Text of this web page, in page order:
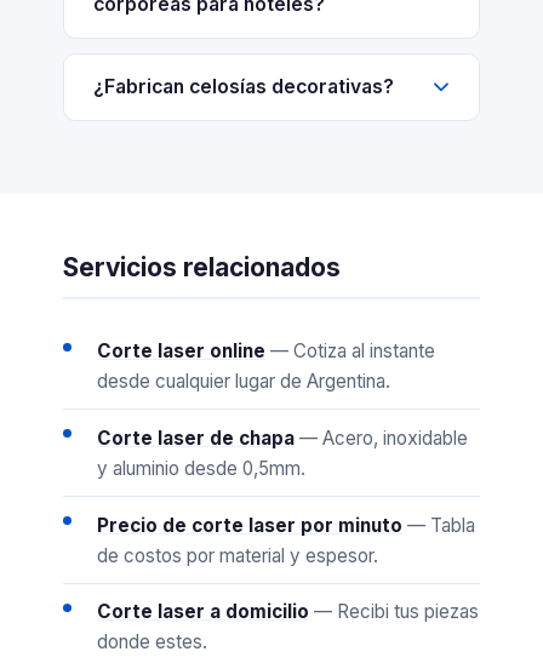
¿Fabrican celosías decorativas?
Servicios relacionados
Corte laser online — Cotiza al instante
desde cualquier lugar de Argentina.
Corte laser de chapa — Acero, inoxidable
y aluminio desde 0,5mm.
Precio de corte laser por minuto — Tabla
de costos por material y espesor.
Corte laser a domicilio — Recibi tus piezas
donde estes.